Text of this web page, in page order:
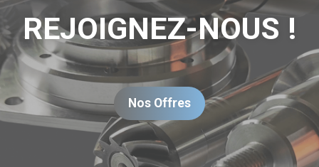
REJOIGNEZ-NOUS !
Nos Offres